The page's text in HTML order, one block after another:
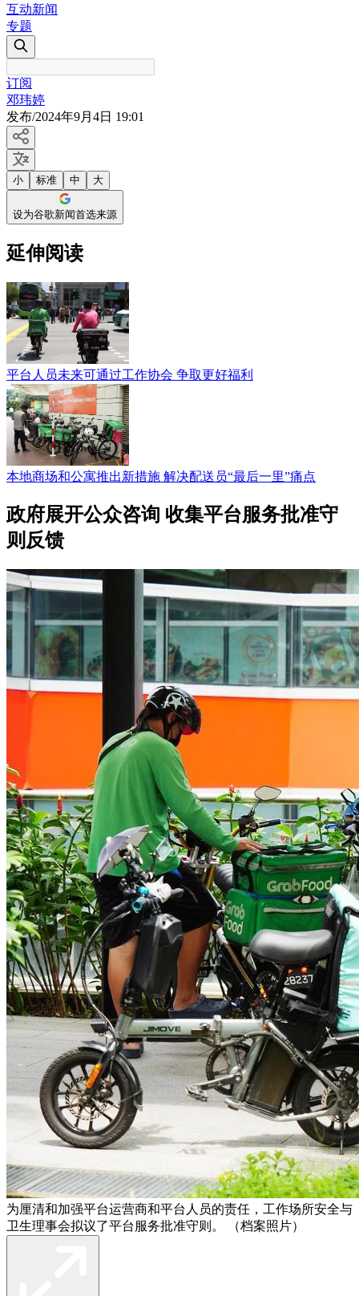
互动新闻
专题
订阅
邓玮婷
发布/2024年9月4日 19:01
小 标准 中 大
设为谷歌新闻首选来源
延伸阅读
平台人员未来可通过工作协会 争取更好福利
本地商场和公寓推出新措施 解决配送员“最后一里”痛点
政府展开公众咨询 收集平台服务批准守
则反馈
为厘清和加强平台运营商和平台人员的责任，工作场所安全与
卫生理事会拟议了平台服务批准守则。 （档案照片）